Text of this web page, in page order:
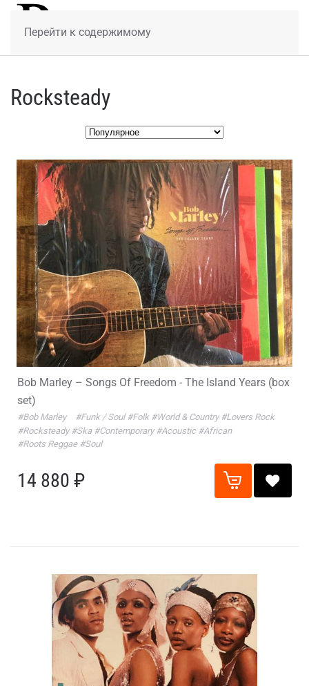
Перейти к содержимому
Rocksteady
Bob Marley – Songs Of Freedom - The Island Years (box
set)
#Bob Marley #Funk / Soul #Folk #World & Country #Lovers Rock
#Rocksteady #Ska #Contemporary #Acoustic #African
#Roots Reggae #Soul
14 880 ₽